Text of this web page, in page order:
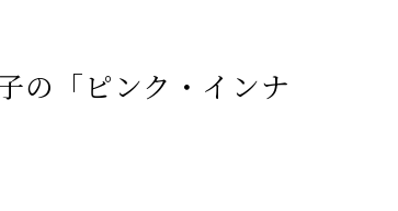
の「ピンク・インナ